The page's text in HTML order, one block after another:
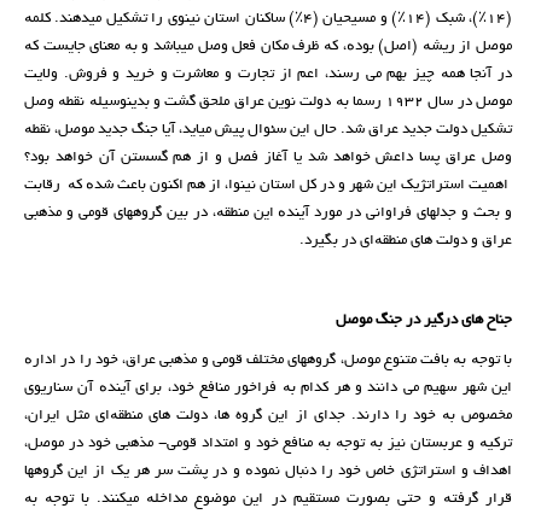
(١٤٪)، شبک (١٤٪) و مسیحیان (٤٪) ساکنان استان نینوی را تشکیل میدهند. کلمە
موصل از ریشە (اصل) بودە، کە ظرف مکان فعل وصل میباشد و بە معنای جایست کە
در آنجا همە چیز بهم می رسند، اعم از تجارت و معاشرت و خرید و فروش. ولایت
موصل در سال ١٩٣٢ رسما بە دولت نوین عراق ملحق گشت و بدینوسیلە نقطە وصل
تشکیل دولت جدید عراق شد. حال این سئوال پیش میاید، آیا جنگ جدید موصل، نقطە
وصل عراق پسا داعش خواهد شد یا آغاز فصل و از هم گسستن آن خواهد بود؟
اهمیت استراتژیک این شهر و در کل استان نینوا، از هم اکنون باعث شدە کە رقابت
و بحث و جدلهای فراوانی در مورد آیندە این منطقە، در بین گروههای قومی و مذهبی
عراق و دولت های منطقەای در بگیرد.
جناح های درگیر در جنگموصل
با توجە بە بافت متنوع موصل، گروههای مختلف قومی و مذهبی عراق، خود را در ادارە
این شهر سهیم می دانند و هر کدام بە فراخور منافع خود، برای آیندە آن سناریوی
مخصوص بە خود را دارند. جدای از این گروه ها، دولت های منطقەای مثل ایران،
ترکیە و عربستان نیز بە توجە بە منافع خود و امتداد قومی- مذهبی خود در موصل،
اهداف و استراتژی خاص خود را دنبال نمودە و در پشت سر هر یک از این گروهها
قرار گرفتە و حتی بصورت مستقیم در این موضوع مداخلە میکنند. با توجە بە